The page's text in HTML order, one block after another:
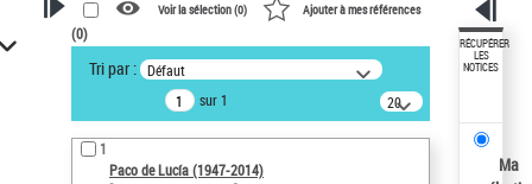
VOTRE RECHERCHE
Recherche avancée dans les
notices d’autorité
Œuvres liées à l'auteur :
Paco de Lucía (1947-2014)
Voir la sélection (0) Ajouter à mes références
(0)
Tri par : Défaut
sur 1
20
résultats/page
1
Paco de Lucía (1947-2014)
RÉCUPÉRER
LES
NOTICES
Ma